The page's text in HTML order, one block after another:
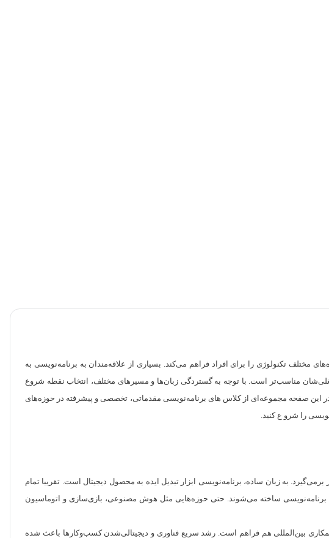
مختلف تکنولوژی را برای افراد فراهم می‌کند. بسیاری از علاقه‌مندان به برنامه‌نویسی به
مناسب‌تر است. با توجه به گستردگی زبان‌ها و مسیرهای مختلف، انتخاب نقطه شروع
این صفحه مجموعه‌ای از کلاس های برنامه‌نویسی مقدماتی، تخصصی و پیشرفته در حوزه‌های
را شرو ع کنید.
به زبان ساده، برنامه‌نویسی ابزار تبدیل ایده به محصول دیجیتال است. تقریبا تمام
برنامه‌نویسی ساخته می‌شوند. حتی حوزه‌هایی مثل هوش مصنوعی، بازی‌سازی و اتوماسیون
همکاری بین‌المللی هم فراهم است. رشد سریع فناوری و دیجیتالی‌شدن کسب‌وکارها باعث شده